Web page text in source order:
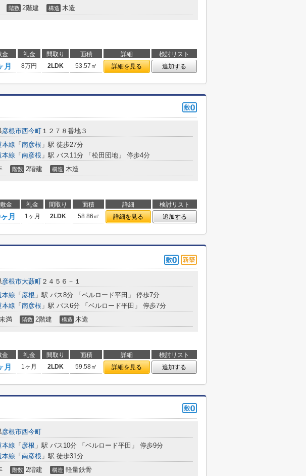
階数 2階建 構造 木造
金 礼金 間取り 面積 詳細
検討リスト
月 8万円 2LDK 53.57㎡ 詳細を見る 追加する
彦根市西今町 １２７８番地３
本線 「 南彦根 」駅 徒歩27分
本線 「 南彦根 」駅 バス11分 「松田団地」 停歩4分
階数 2階建 構造 木造
敷金 礼金 間取り 面積 詳細
検討リスト
月 1ヶ月 2LDK 58.86㎡ 詳細を見る 追加する
彦根市大藪町 ２４５６－１
本線 「 彦根 」駅 バス8分 「ベルロード平田」 停歩7分
本線 「 南彦根 」駅 バス6分 「ベルロード平田」 停歩7分
満 階数 2階建 構造 木造
金 礼金 間取り 面積 詳細
検討リスト
月 1ヶ月 2LDK 59.58㎡ 詳細を見る 追加する
彦根市西今町
本線 「 彦根 」駅 バス10分 「ベルロード平田」 停歩9分
本線 「 南彦根 」駅 徒歩31分
階数 2階建 構造 軽量鉄骨